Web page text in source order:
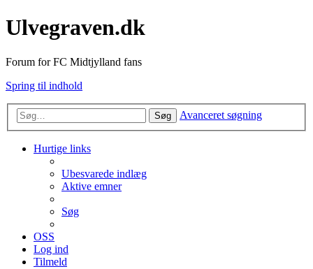
Ulvegraven.dk
Forum for FC Midtjylland fans
Spring til indhold
Søg Avanceret søgning
Hurtige links
Ubesvarede indlæg
Aktive emner
Søg
OSS
Log ind
Tilmeld